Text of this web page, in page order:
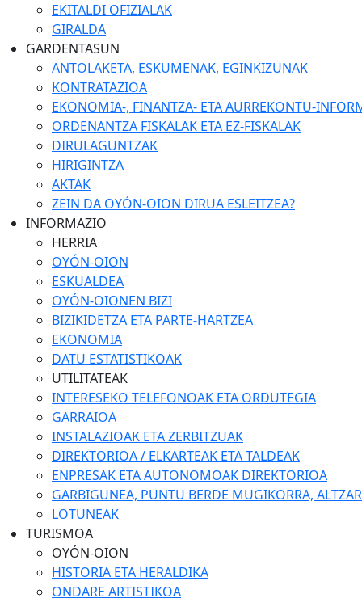
EKITALDI OFIZIALAK
GIRALDA
GARDENTASUN
ANTOLAKETA, ESKUMENAK, EGINKIZUNAK
KONTRATAZIOA
EKONOMIA-, FINANTZA- ETA AURREKONTU-
ORDENANTZA FISKALAK ETA EZ-FISKALAK
DIRULAGUNTZAK
HIRIGINTZA
AKTAK
ZEIN DA OYÓN-OION DIRUA ESLEITZEA?
INFORMAZIO
HERRIA
OYÓN-OION
ESKUALDEA
OYÓN-OIONEN BIZI
BIZIKIDETZA ETA PARTE-HARTZEA
EKONOMIA
DATU ESTATISTIKOAK
UTILITATEAK
INTERESEKO TELEFONOAK ETA ORDUTEGIA
GARRAIOA
INSTALAZIOAK ETA ZERBITZUAK
DIREKTORIOA / ELKARTEAK ETA TALDEAK
ENPRESAK ETA AUTONOMOAK DIREKTORIOA
GARBIGUNEA, PUNTU BERDE MUGIKORRA,
LOTUNEAK
TURISMOA
OYÓN-OION
HISTORIA ETA HERALDIKA
ONDARE ARTISTIKOA